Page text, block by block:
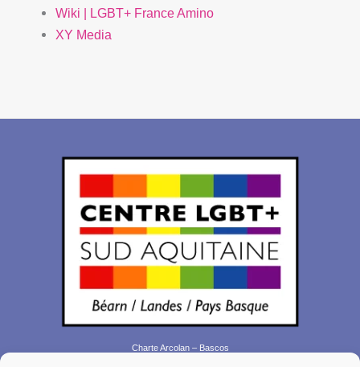
Wiki | LGBT+ France Amino
XY Media
Charte Arcolan – Bascos